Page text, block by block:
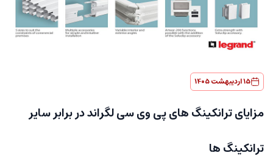
15 اردیبهشت 1405
مزایای ترانکینگ های پی وی سی لگراند در برابر سایر
ترانکینگ ها